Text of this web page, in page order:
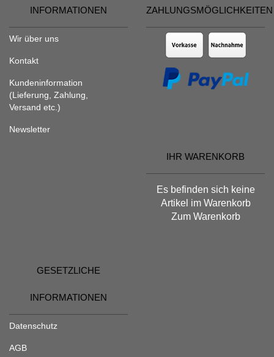
INFORMATIONEN
Wir über uns
Kontakt
Kundeninformation
(Lieferung, Zahlung,
Versand etc.)
Newsletter
ZAHLUNGSMÖGLICHKEITEN
IHR WARENKORB
Es befinden sich keine
Artikel im Warenkorb
Zum Warenkorb
GESETZLICHE
INFORMATIONEN
Datenschutz
AGB